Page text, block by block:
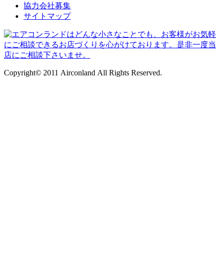
協力会社募集
サイトマップ
Copyright© 2011 Airconland All Rights Reserved.